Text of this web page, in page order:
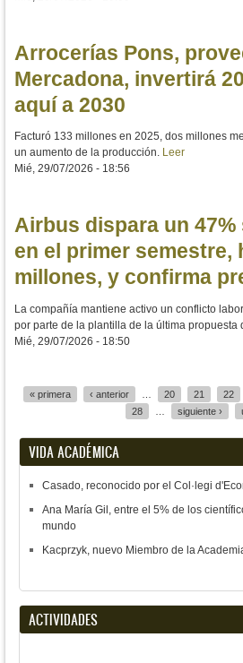
Arrocerías Pons,
Mercadona, invertirá
aquí a 2030
Facturó 133 millones en 2025, dos millones
un aumento de la producción. Leer
Mié, 29/07/2026 - 18:56
Airbus dispara un
en el primer semestre,
millones, y confirma
La compañía mantiene activo un conflicto
por parte de la plantilla de la última propuesta
Mié, 29/07/2026 - 18:50
« primera ‹ anterior 20 21 22
28
siguiente ›
VIDA ACADÉMICA
Casado, reconocido por el Col·legi
Ana María Gil, entre el 5% de los
mundo
Kacprzyk, nuevo Miembro de la
ACTIVIDADES